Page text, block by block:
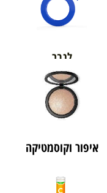
לגבר
איפור וקוסמטיקה